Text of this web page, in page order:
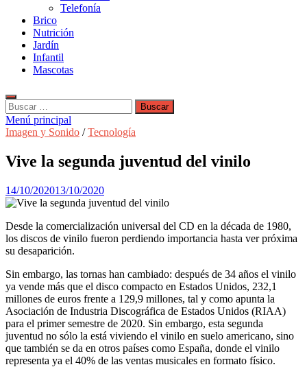
Telefonía
Brico
Nutrición
Jardín
Infantil
Mascotas
Buscar:
Menú principal
Imagen y Sonido /Tecnología
Vive la segunda juventud del vinilo
14/10/202013/10/2020
Desde la comercialización universal del CD en la década de 1980,
los discos de vinilo fueron perdiendo importancia hasta ver próxima
su desaparición.
Sin embargo, las tornas han cambiado: después de 34 años el vinilo
ya vende más que el disco compacto en Estados Unidos, 232,1
millones de euros frente a 129,9 millones, tal y como apunta la
Asociación de Industria Discográfica de Estados Unidos (RIAA)
para el primer semestre de 2020. Sin embargo, esta segunda
juventud no sólo la está viviendo el vinilo en suelo americano, sino
que también se da en otros países como España, donde el vinilo
representa ya el 40% de las ventas musicales en formato físico.